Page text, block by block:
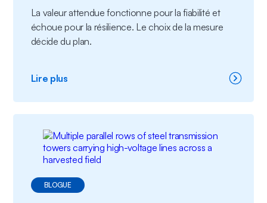
La valeur attendue fonctionne pour la fiabilité et
échoue pour la résilience. Le choix de la mesure
décide du plan.
Lire plus:
et
résilience
la
planification
des
électriques
BLOGUE